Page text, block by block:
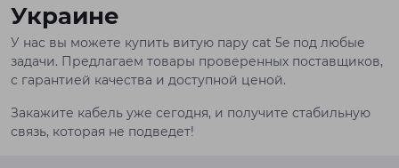
Украине
У нас вы можете купить витую пару cat 5e под любые
задачи. Предлагаем товары проверенных поставщиков,
с гарантией качества и доступной ценой.
Закажите кабель уже сегодня, и получите стабильную
связь, которая не подведет!